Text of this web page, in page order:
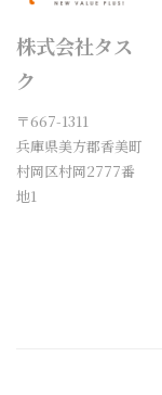
株式会社タス
ク
〒667-1311
兵庫県美方郡香美町
村岡区村岡2777番
地1